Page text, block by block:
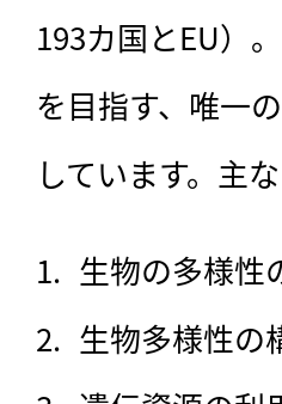
193カ国とEU）
を目指す、唯一
しています。主
生物の多様性
生物多様性の